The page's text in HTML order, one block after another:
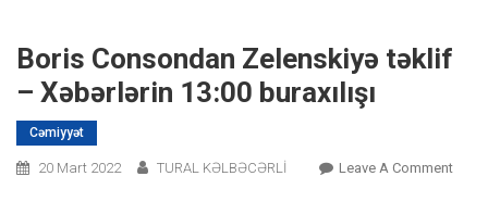
Boris Consondan Zelenskiyə təklif
– Xəbərlərin 13:00 buraxılışı
Cəmiyyət
20 Mart 2022 TURAL KƏLBƏCƏRLİ Leave A CommentOn